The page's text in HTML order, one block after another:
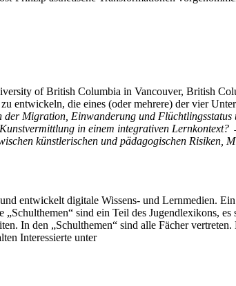
of British Columbia in Vancouver, British
entwickeln, die eines (oder mehrere) der vier
Migration, Einwanderung und Flüchtlingsstatus
in einem integrativen Lernkontext?
künstlerischen und pädagogischen Risiken,
entwickelt digitale Wissens- und Lernmedien.
sind ein Teil des Jugendlexikons,
In den „Schulthemen“ sind alle Fächer
Interessierte unter